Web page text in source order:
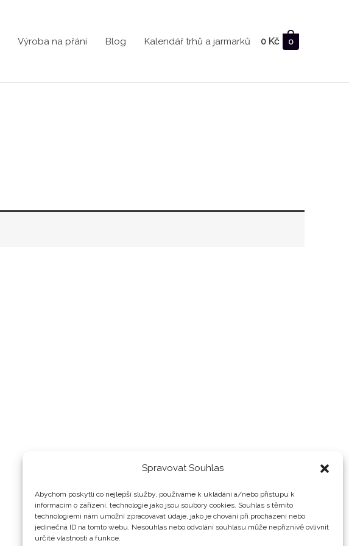
Spravovat Souhlas
Abychom poskytli co nejlepší služby, používáme k ukládání a/nebo přístupu k
informacím o zařízení, technologie jako jsou soubory cookies. Souhlas s těmito
technologiemi nám umožní zpracovávat údaje, jako je chování při procházení nebo
jedinečná ID na tomto webu. Nesouhlas nebo odvolání souhlasu může nepříznivě ovlivnit
určité vlastnosti a funkce.
Výroba na přání Blog Kalendář trhů a jarmarků 0 Kč 0